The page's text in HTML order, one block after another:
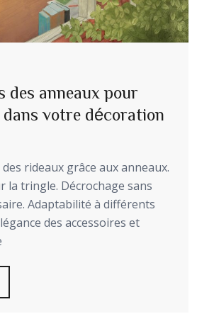
des anneaux pour
dans votre décoration
des rideaux grâce aux anneaux.
la tringle. Décrochage sans
Adaptabilité à différents
des accessoires et